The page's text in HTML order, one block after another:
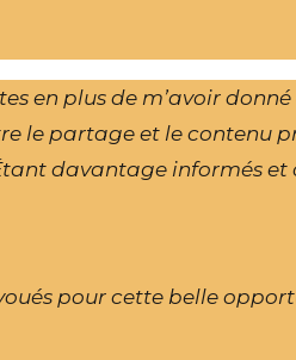
en plus de m’avoir
le partage et le contenu
davantage informés
pour cette belle